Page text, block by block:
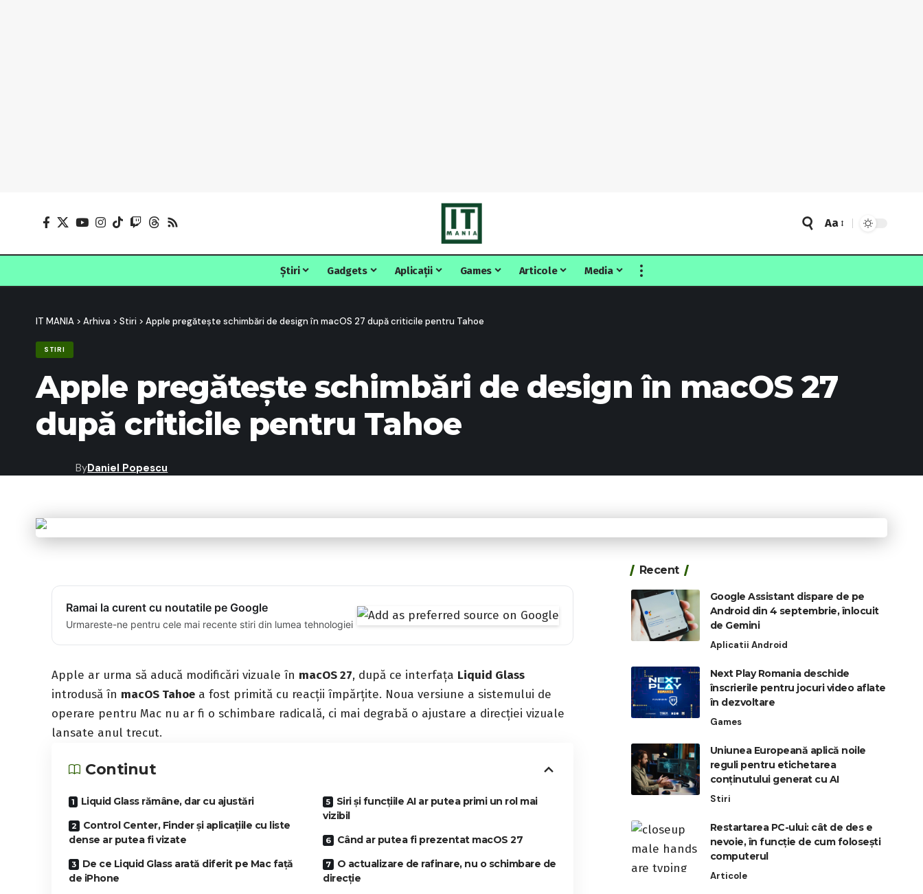
Font
Resizer
Aa
Știri Gadgets Aplicații Games Articole Media
IT MANIA > Arhiva > Stiri > Apple pregătește schimbări de design în macOS 27 după criticile pentru Tahoe
STIRI
Apple pregătește schimbări de design în macOS 27
după criticile pentru Tahoe
ByDaniel Popescu
Ramai la curent cu noutatile pe Google
Urmareste-ne pentru cele mai recente stiri din lumea tehnologiei
Apple ar urma să aducă modificări vizuale în macOS 27, după ce interfața Liquid Glass
introdusă în macOS Tahoe a fost primită cu reacții împărțite. Noua versiune a sistemului de
operare pentru Mac nu ar fi o schimbare radicală, ci mai degrabă o ajustare a direcției vizuale
lansate anul trecut.
Continut
Liquid Glass rămâne, dar cu ajustări
Control Center, Finder și aplicațiile cu liste
dense ar putea fi vizate
De ce Liquid Glass arată diferit pe Mac față
de iPhone
Siri și funcțiile AI ar putea primi un rol mai
vizibil
Când ar putea fi prezentat macOS 27
O actualizare de rafinare, nu o schimbare de
direcție
Recent
Google Assistant dispare de pe
Android din 4 septembrie, înlocuit
de Gemini
Aplicatii Android
Next Play Romania deschide
înscrierile pentru jocuri video aflate
în dezvoltare
Games
Uniunea Europeană aplică noile
reguli pentru etichetarea
conținutului generat cu AI
Stiri
Restartarea PC-ului: cât de des e
nevoie, în funcție de cum folosești
computerul
Articole